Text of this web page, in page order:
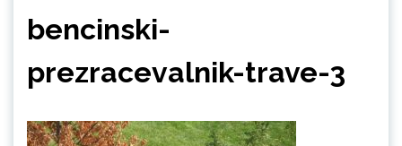
bencinski-
prezracevalnik-trave-3